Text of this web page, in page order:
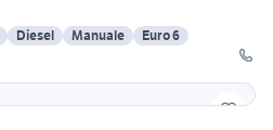
Diesel Manuale
Euro 6